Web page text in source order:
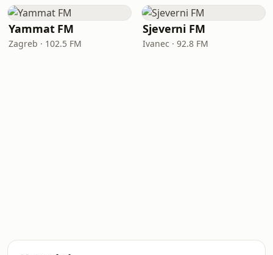
Yammat FM
Zagreb · 102.5 FM
Sjeverni FM
Ivanec · 92.8 FM